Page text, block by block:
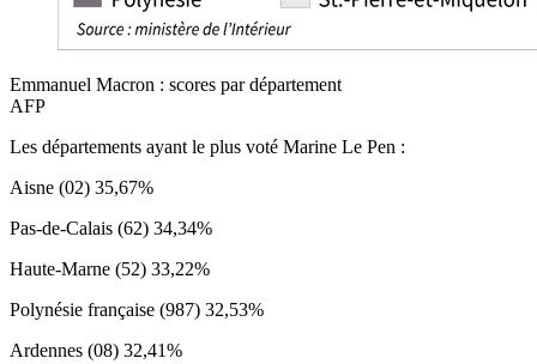
Emmanuel Macron : scores par département
AFP
Les départements ayant le plus voté Marine Le Pen :
Aisne (02) 35,67%
Pas-de-Calais (62) 34,34%
Haute-Marne (52) 33,22%
Polynésie française (987) 32,53%
Ardennes (08) 32,41%